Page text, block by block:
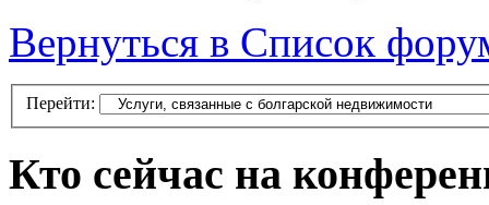
Вернуться в Список
Перейти:
Кто сейчас на